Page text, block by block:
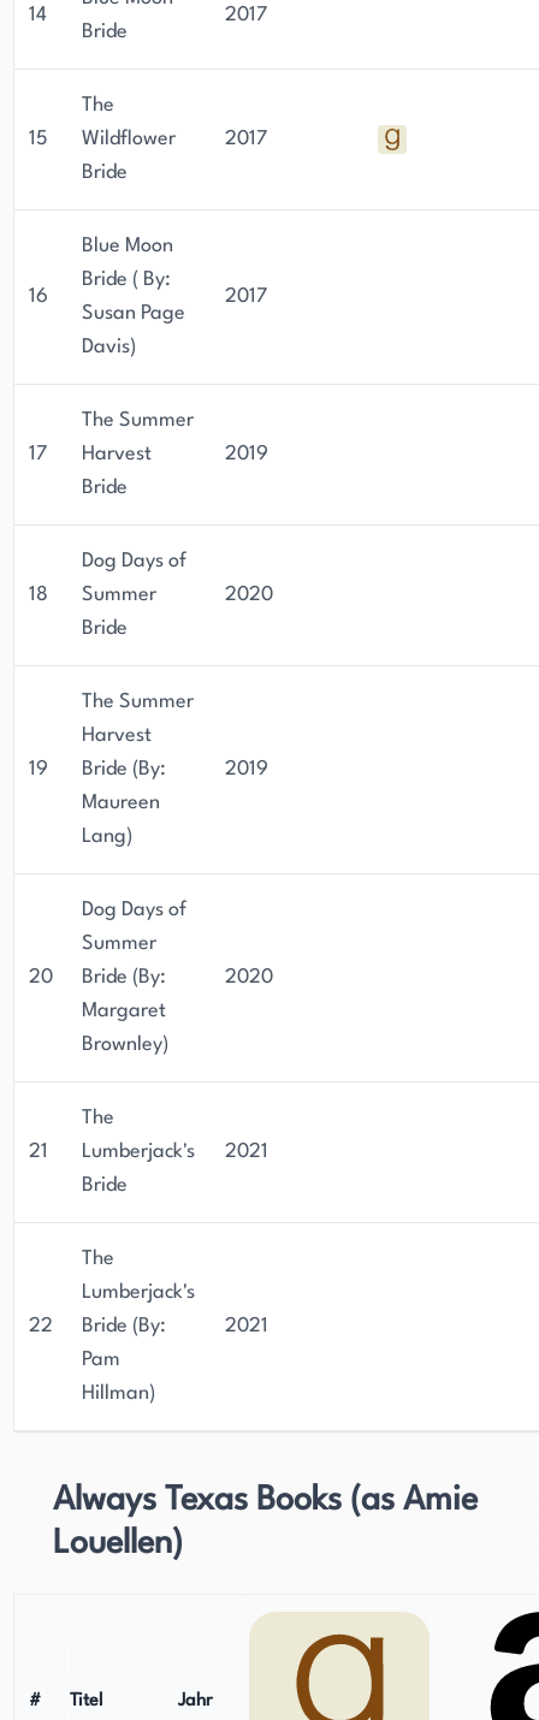
14
Bride
2017
15
The
Wildflower
Bride
2017
16
Blue Moon
Bride ( By:
Susan Page
Davis)
2017
17
The Summer
Harvest
Bride
2019
18
Dog Days of
Summer
Bride
2020
19
The Summer
Harvest
Bride (By:
Maureen
Lang)
2019
20
Dog Days of
Summer
Bride (By:
Margaret
Brownley)
2020
21
The
Lumberjack's
Bride
2021
22
The
Lumberjack's
Bride (By:
Pam
Hillman)
2021
Always Texas Books (as Amie
Louellen)
# Titel Jahr